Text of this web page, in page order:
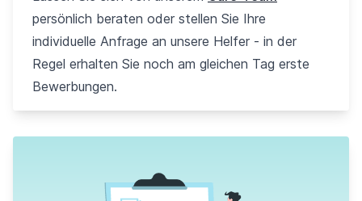
persönlich beraten oder stellen Sie Ihre
individuelle Anfrage an unsere Helfer - in der
Regel erhalten Sie noch am gleichen Tag erste
Bewerbungen.